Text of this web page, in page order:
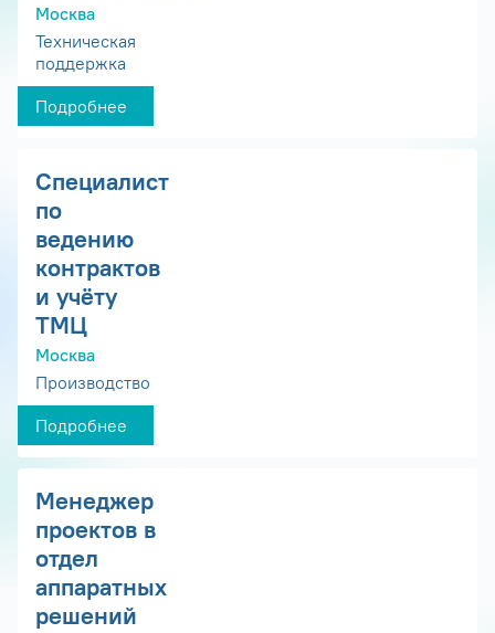
Москва
Техническая
поддержка
Подробнее
Специалист
по
ведению
контрактов
и учёту
ТМЦ
Москва
Производство
Подробнее
Менеджер
проектов в
отдел
аппаратных
решений